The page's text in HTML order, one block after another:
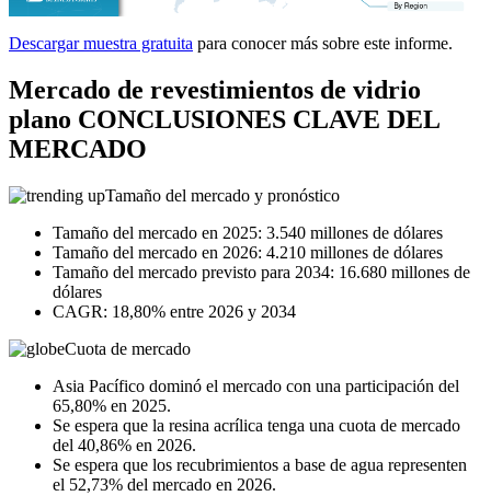
Descargar muestra gratuita para conocer más sobre este informe.
Mercado de revestimientos de vidrio
plano CONCLUSIONES CLAVE DEL
MERCADO
Tamaño del mercado y pronóstico
Tamaño del mercado en 2025: 3.540 millones de dólares
Tamaño del mercado en 2026: 4.210 millones de dólares
Tamaño del mercado previsto para 2034: 16.680 millones de
dólares
CAGR: 18,80% entre 2026 y 2034
Cuota de mercado
Asia Pacífico dominó el mercado con una participación del
65,80% en 2025.
Se espera que la resina acrílica tenga una cuota de mercado
del 40,86% en 2026.
Se espera que los recubrimientos a base de agua representen
el 52,73% del mercado en 2026.